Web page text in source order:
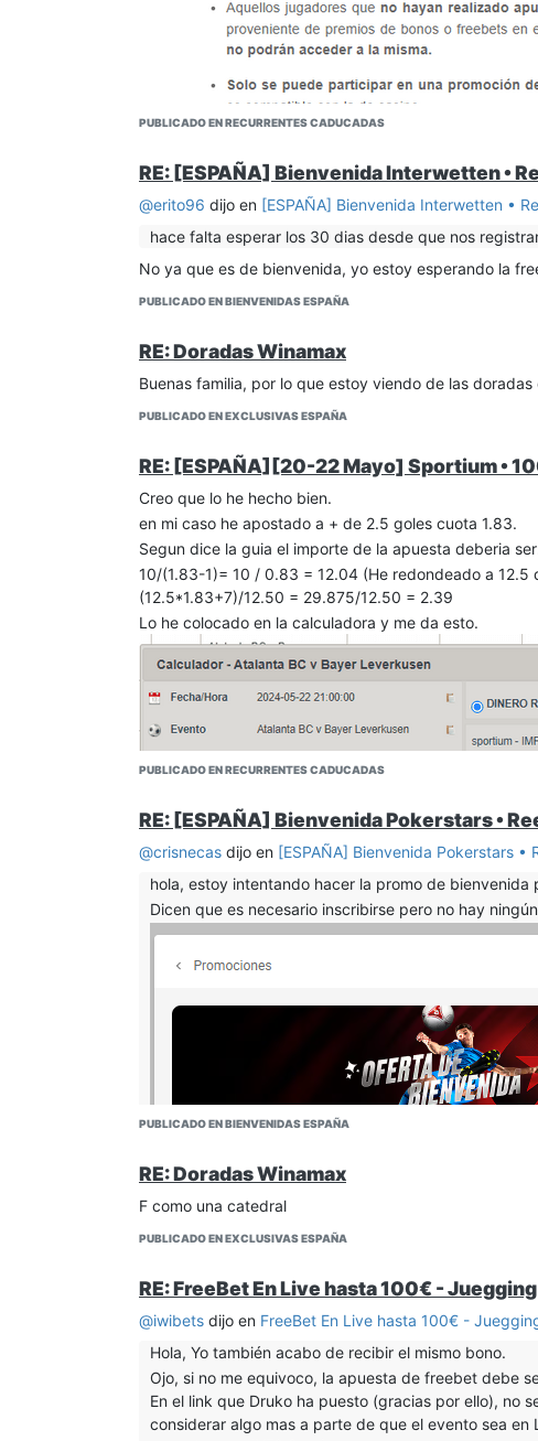
Si, si que lo sigue poniendo
PUBLICADO EN RECURRENTES CADUCADAS
RE: [ESPAÑA] Bienvenida Interwetten •
@erito96 dijo en [ESPAÑA] Bienvenida Interwetten •
hace falta esperar los 30 dias desde que nos
No ya que es de bienvenida, yo estoy esperando la
PUBLICADO EN BIENVENIDAS ESPAÑA
RE: Doradas Winamax
Buenas familia, por lo que estoy viendo de las
PUBLICADO EN EXCLUSIVAS ESPAÑA
RE: [ESPAÑA][20-22 Mayo] Sportium •
Creo que lo he hecho bien.
en mi caso he apostado a + de 2.5 goles cuota 1.83.
Segun dice la guia el importe de la apuesta deberia
10/(1.83-1)= 10 / 0.83 = 12.04 (He redondeado a 12.5
(12.5*1.83+7)/12.50 = 29.875/12.50 = 2.39
Lo he colocado en la calculadora y me da esto.
Esta bien o la he liado en algun paso??
PUBLICADO EN RECURRENTES CADUCADAS
RE: [ESPAÑA] Bienvenida Pokerstars •
@crisnecas dijo en [ESPAÑA] Bienvenida Pokerstars •
hola, estoy intentando hacer la promo de bienvenida
Dicen que es necesario inscribirse pero no hay
Cuando le doy a apostar me sale la página asi,
PUBLICADO EN BIENVENIDAS ESPAÑA
RE: Doradas Winamax
F como una catedral
PUBLICADO EN EXCLUSIVAS ESPAÑA
RE: FreeBet En Live hasta 100€ - Juegging
@iwibets dijo en FreeBet En Live hasta 100€ -
Hola, Yo también acabo de recibir el mismo bono.
Ojo, si no me equivoco, la apuesta de freebet debe
En el link que Druko ha puesto (gracias por ello), no
considerar algo mas a parte de que el evento sea en